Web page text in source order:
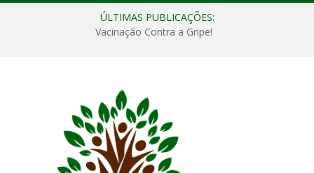
ÚLTIMAS PUBLICAÇÕES:
Vacinação Contra a Gripe!